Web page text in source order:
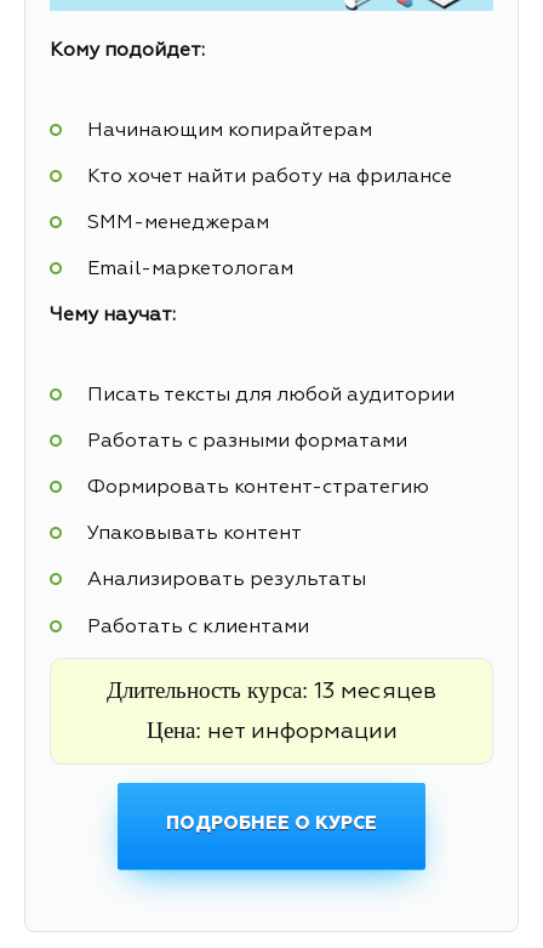
Кому подойдет:
Начинающим копирайтерам
Кто хочет найти работу на фрилансе
SMM-менеджерам
Email-маркетологам
Чему научат:
Писать тексты для любой аудитории
Работать с разными форматами
Формировать контент-стратегию
Упаковывать контент
Анализировать результаты
Работать с клиентами
Длительность курса: 13 месяцев
Цена: нет информации
ПОДРОБНЕЕ О КУРСЕ